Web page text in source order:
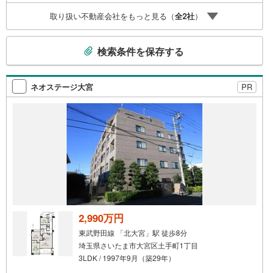
◆物件のご案内は◆弊社へのご来社、お客様宅へのお迎
え・最寄駅での待ち合わせ、物件周辺のコンビニ等でお待
伝え頂けましたら、ご見学希望物件以外の資料も用意して
参ります。もちろん他の物件も併せてご案内させていただ
きます。
取り扱い不動産会社をもっと見る（全2社）
検
索
条
検索条件を保存する
ネオステージ大宮 PR
2,990万円
東武野田線 「北大宮」駅 徒歩8分
埼玉県さいたま市大宮区土手町1丁目
3LDK / 1997年9月（築29年）